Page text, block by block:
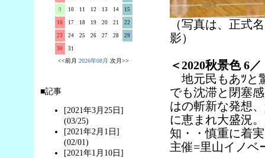
9 10 11 12 13 14 15
16 17 18 19 20 21 22
23 24 25 26 27 28 29
30 31
<<前月 2026年08月 次月>>
■記事
[2021年3月25日]
(03/25)
[2021年2月1日]
(02/01)
[2021年1月10日]
（写真は、正式
影）
＜2020秋景色 6
地元民もあﾂと
でも沈滞と閉塞
はの斬新な発想
に恵まれ大盛況
知・・慎重に着
主催=里山イノベ